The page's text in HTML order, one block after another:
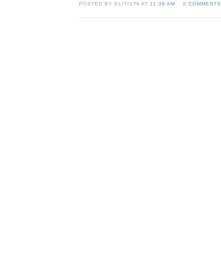
POSTED BY ELITISTA AT11:38 AM 0 COMMENTS